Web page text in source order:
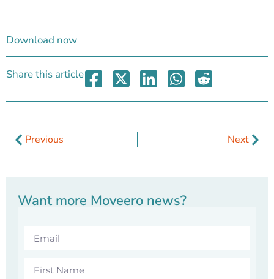
Download now
Share this article
Previous Next
Want more Moveero news?